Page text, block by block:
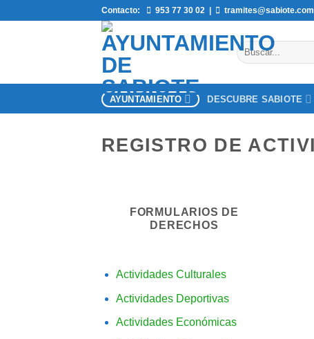
Contacto: 953 77 30 02 | tramites@sabiote.com
AYUNTAMIENTO DESCUBRE SABIOTE
REGISTRO DE
FORMULARIOS DE
DERECHOS
Actividades Culturales
Actividades Deportivas
Actividades Económicas